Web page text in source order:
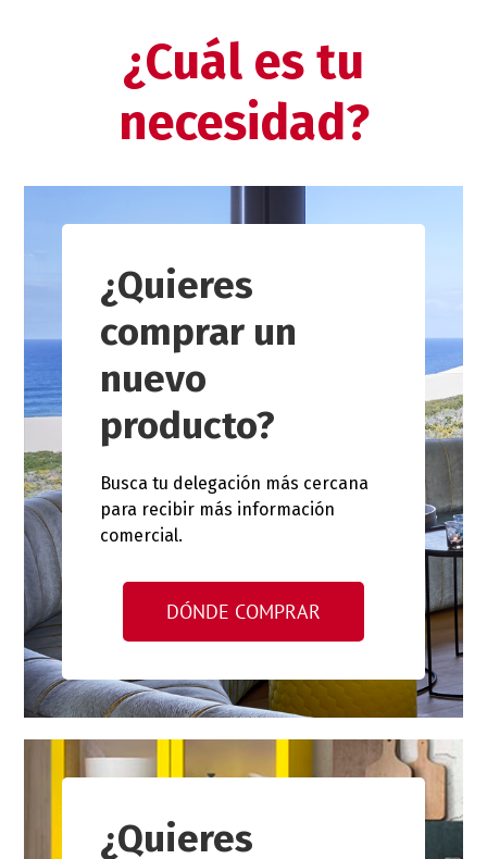
¿Cuál es tu
necesidad?
¿Quieres
comprar un
nuevo
producto?
Busca tu delegación más cercana
para recibir más información
comercial.
DÓNDE COMPRAR
¿Quieres